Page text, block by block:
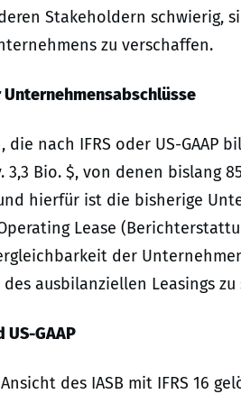
Stakeholdern schwierig,
zu verschaffen.
nach IFRS oder US-GAAP
3,3 Bio. $, von denen bislang
hierfür ist die bisherige
Lease
der
ausbilanziellen Leasings
US-GAAP
des IASB mit IFRS 16